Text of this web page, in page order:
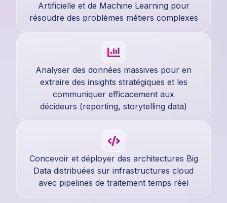
Artificielle et de Machine Learning pour
résoudre des problèmes métiers complexes
Analyser des données massives pour en
extraire des insights stratégiques et les
communiquer efficacement aux
décideurs (reporting, storytelling data)
Concevoir et déployer des architectures Big
Data distribuées sur infrastructures cloud
avec pipelines de traitement temps réel